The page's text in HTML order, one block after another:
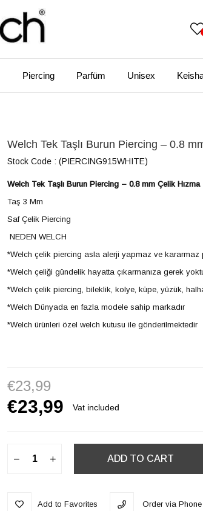
Piercing Parfüm Unisex
Welch Tek Taşlı Burun Piercing – 0.8
Stock Code (PIERCING915WHITE)
Welch Tek Taşlı Burun Piercing – 0.8 mm Çelik Hızma
Taş 3 Mm
Saf Çelik Piercing
NEDEN WELCH
*Welch çelik piercing asla alerji yapmaz ve kararmaz
*Welch çeliği gündelik hayatta çıkarmanıza gerek
*Welch çelik piercing, bileklik, kolye, küpe, yüzük,
*Welch Dünyada en fazla modele sahip markadır
*Welch ürünleri özel welch kutusu ile gönderilmektedir
€23,99
Vat included
€23,99
Add to Favorites Order via Phone